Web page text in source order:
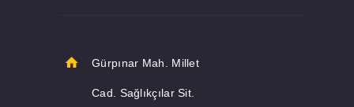
Gürpınar Mah. Millet
Cad. Sağlıkçılar Sit.